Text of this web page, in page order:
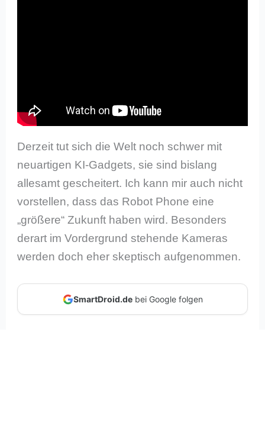
Derzeit tut sich die Welt noch schwer mit
neuartigen KI-Gadgets, sie sind bislang
allesamt gescheitert. Ich kann mir auch nicht
vorstellen, dass das Robot Phone eine
„größere“ Zukunft haben wird. Besonders
derart im Vordergrund stehende Kameras
werden doch eher skeptisch aufgenommen.
SmartDroid.debei Google folgen